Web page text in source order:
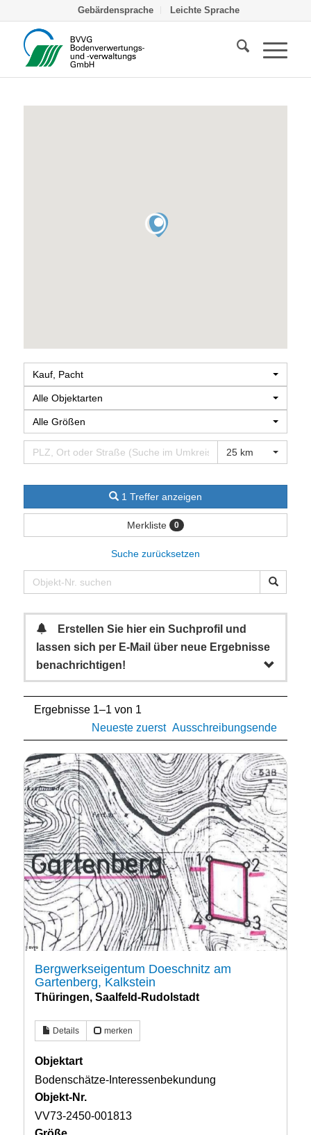
Gebärdensprache Leichte Sprache
Kauf, Pacht
Alle Objektarten
Alle Größen
25 km
1 Treffer anzeigen
Merkliste 0
Suche zurücksetzen
Erstellen Sie hier ein Suchprofil und
lassen sich per E-Mail über neue Ergebnisse
benachrichtigen!
Ergebnisse 1–1 von 1
Neueste zuerst Ausschreibungsende
Bergwerkseigentum Doeschnitz am
Gartenberg, Kalkstein
Thüringen, Saalfeld-Rudolstadt
Details merken
Objektart
Bodenschätze-Interessenbekundung
Objekt-Nr.
VV73-2450-001813